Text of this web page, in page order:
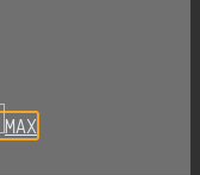
MAX